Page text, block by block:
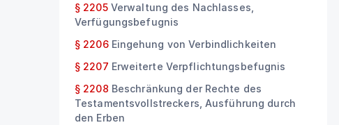
§ 2205 Verwaltung des Nachlasses,
Verfügungsbefugnis
§ 2206 Eingehung von Verbindlichkeiten
§ 2207 Erweiterte Verpflichtungsbefugnis
§ 2208 Beschränkung der Rechte des
Testamentsvollstreckers, Ausführung durch
den Erben